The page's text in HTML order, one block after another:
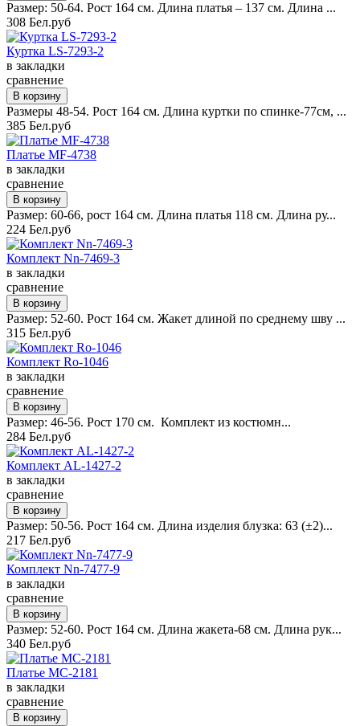
Размер: 50-64. Рост 164 см. Длина платья – 137 см. Длина ...
308 Бел.руб
Куртка LS-7293-2
в закладки
сравнение
Размеры 48-54. Рост 164 см. Длина куртки по спинке-77см, ...
385 Бел.руб
Платье MF-4738
в закладки
сравнение
Размер: 60-66, рост 164 см. Длина платья 118 см. Длина ру...
224 Бел.руб
Комплект Nn-7469-3
в закладки
сравнение
Размер: 52-60. Рост 164 см. Жакет длиной по среднему шву ...
315 Бел.руб
Комплект Ro-1046
в закладки
сравнение
Размер: 46-56. Рост 170 см. Комплект из костюмн...
284 Бел.руб
Комплект AL-1427-2
в закладки
сравнение
Размер: 50-56. Рост 164 см. Длина изделия блузка: 63 (±2)...
217 Бел.руб
Комплект Nn-7477-9
в закладки
сравнение
Размер: 52-60. Рост 164 см. Длина жакета-68 см. Длина рук...
340 Бел.руб
Платье MC-2181
в закладки
сравнение